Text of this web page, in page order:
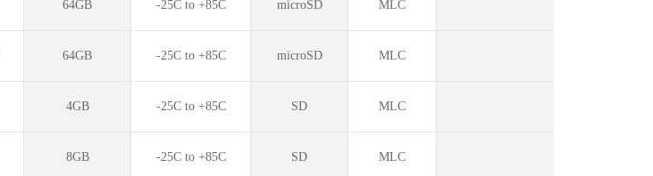
64GB -25C to +85C microSD MLC
64GB -25C to +85C microSD MLC
4GB -25C to +85C SD MLC
8GB -25C to +85C SD MLC